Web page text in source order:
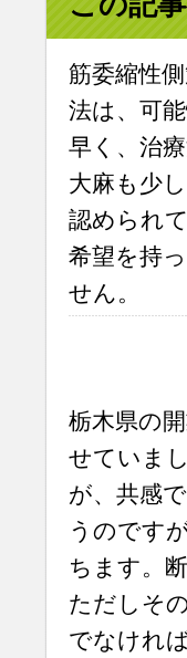
筋委縮性
法は、可
早く、治
大麻も少
認められ
希望を持
せん。
栃木県の
せていま
が、共感
うのです
ちます。
ただしそ
でなけれ